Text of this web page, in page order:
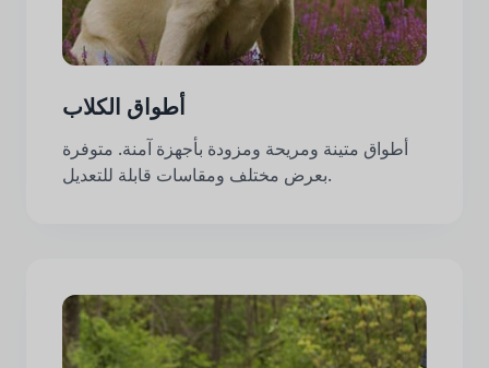
أطواق الكلاب
أطواق متينة ومريحة ومزودة بأجهزة آمنة. متوفرة
بعرض مختلف ومقاسات قابلة للتعديل.